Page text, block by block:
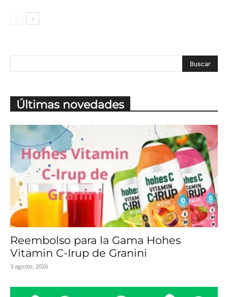
Últimas novedades
Reembolso para la Gama Hohes
Vitamin C-Irup de Granini
3 agosto, 2026